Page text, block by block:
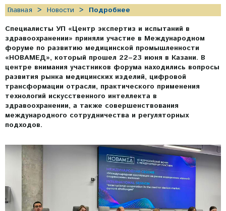
Главная Новости
Подробнее
Специалисты УП «Центр экспертиз и испытаний в
здравоохранении» приняли участие в Международном
форуме по развитию медицинской промышленности
«НОВАМЕД», который прошел 22–23 июня в Казани. В
центре внимания участников форума находились вопросы
развития рынка медицинских изделий, цифровой
трансформации отрасли, практического применения
технологий искусственного интеллекта в
здравоохранении, а также совершенствования
международного сотрудничества и регуляторных
подходов.